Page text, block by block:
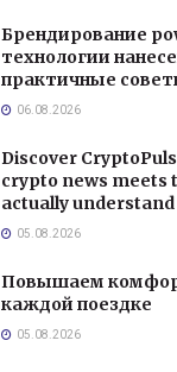
Брендирование
технологии
практичные
06.08.2026
Discover
crypto news meets
actually understand
05.08.2026
Повышаем
каждой поездке
05.08.2026